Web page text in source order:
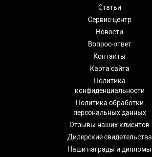
Статьи
Сервис-центр
Новости
Вопрос-ответ
Контакты
Карта сайта
Политика
конфиденциальности
Политика обработки
персональных данных
Отзывы наших клиентов
Дилерские свидетельства
Наши награды и дипломы